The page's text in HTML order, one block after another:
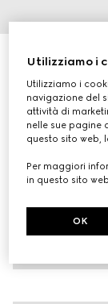
Cravatta in
€ 220
Variante blu
Utilizziamo i
Utilizziamo i
navigazione del
attività di
nelle sue pagine
questo sito web,
Per maggiori
in questo sito
OK